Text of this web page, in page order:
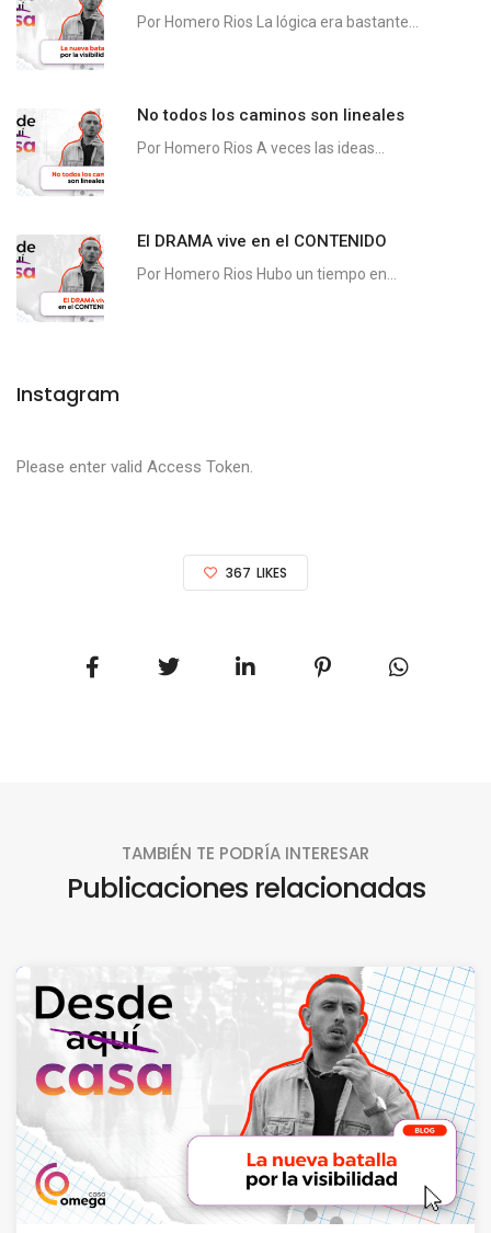
Por Homero Rios La lógica era bastante...
No todos los caminos son lineales
Por Homero Rios A veces las ideas...
El DRAMA vive en el CONTENIDO
Por Homero Rios Hubo un tiempo en...
Instagram
Please enter valid Access Token.
367 LIKES
TAMBIÉN TE PODRÍA INTERESAR
Publicaciones relacionadas